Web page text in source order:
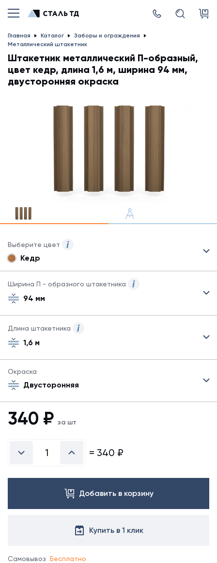
Главная Каталог
Заборы и ограждения
Металлический штакетник
Штакетник металлический П-образный,
цвет кедр, длина 1,6 м, ширина 94 мм,
двусторонняя окраска
Выберите цвет
данного
все
Для
цвета
Кедр
Ширина П - образного штакетника
94 мм
Длина штакетника
1,6 м
Окраска
Двусторонняя
340 ₽ за шт
= 340 ₽
Добавить в корзину
Купить в 1 клик
Самовывоз Бесплатно